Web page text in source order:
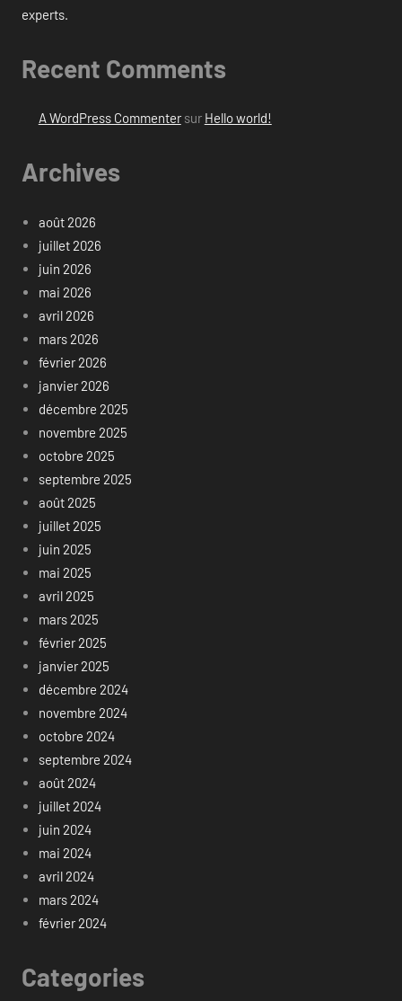
experts.
Recent Comments
A WordPress Commentersur Hello world!
Archives
août 2026
juillet 2026
juin 2026
mai 2026
avril 2026
mars 2026
février 2026
janvier 2026
décembre 2025
novembre 2025
octobre 2025
septembre 2025
août 2025
juillet 2025
juin 2025
mai 2025
avril 2025
mars 2025
février 2025
janvier 2025
décembre 2024
novembre 2024
octobre 2024
septembre 2024
août 2024
juillet 2024
juin 2024
mai 2024
avril 2024
mars 2024
février 2024
Categories